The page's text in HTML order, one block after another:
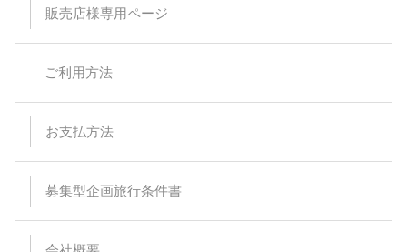
販売店様専用ページ
ご利用方法
お支払方法
募集型企画旅行条件書